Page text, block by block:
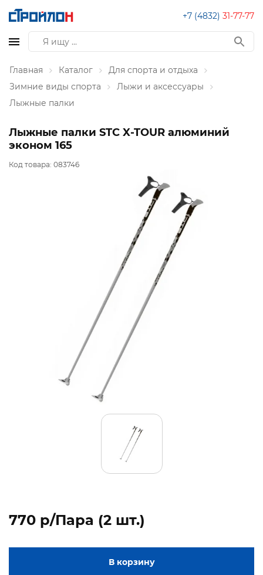
+7 (4832) 31-77-77
Главная Каталог
Для спорта и отдыха
Зимние виды спорта
Лыжи и аксессуары
Лыжные палки
Лыжные палки STC X-TOUR алюминий
эконом 165
Код товара: 083746
770 p/Пара (2 шт.)
В корзину